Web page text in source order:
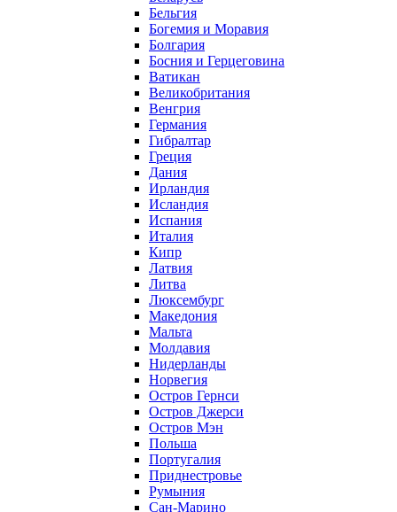
Бельгия
Богемия и Моравия
Болгария
Босния и Герцеговина
Ватикан
Великобритания
Венгрия
Германия
Гибралтар
Греция
Дания
Ирландия
Исландия
Испания
Италия
Кипр
Латвия
Литва
Люксембург
Македония
Мальта
Молдавия
Нидерланды
Норвегия
Остров Гернси
Остров Джерси
Остров Мэн
Польша
Португалия
Приднестровье
Румыния
Сан-Марино